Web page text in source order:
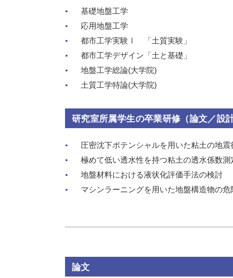
基礎地盤工学
応用地盤工学
都市工学実験Ⅰ 「土質実験」
都市工学デザイン「土と基礎」
地盤工学総論(大学院)
土質工学特論(大学院)
研究室所属学生の卒業研修（論文／設
圧密沈下ポテンシャルを用いた粘土の地
極めて低い透水性を持つ粘土の透水係数測
地盤材料における液状化評価手法の検討
マシンラーニングを用いた地盤構造物の
論文